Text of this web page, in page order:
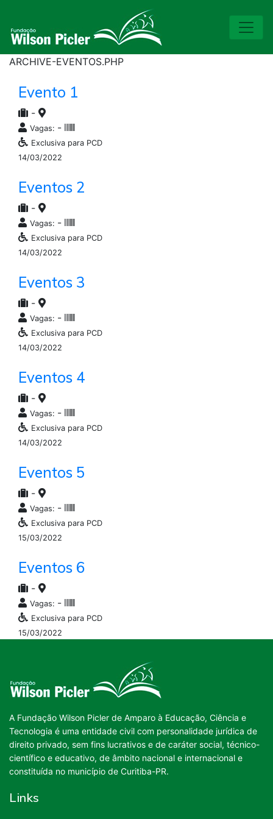
ARCHIVE-EVENTOS.PHP
Evento 1
-
Vagas: -
Exclusiva para PCD
14/03/2022
Eventos 2
-
Vagas: -
Exclusiva para PCD
14/03/2022
Eventos 3
-
Vagas: -
Exclusiva para PCD
14/03/2022
Eventos 4
-
Vagas: -
Exclusiva para PCD
14/03/2022
Eventos 5
-
Vagas: -
Exclusiva para PCD
15/03/2022
Eventos 6
-
Vagas: -
Exclusiva para PCD
15/03/2022
A Fundação Wilson Picler de Amparo à Educação, Ciência e
Tecnologia é uma entidade civil com personalidade jurídica de
direito privado, sem fins lucrativos e de caráter social, técnico-
científico e educativo, de âmbito nacional e internacional e
constituída no município de Curitiba-PR.
Links